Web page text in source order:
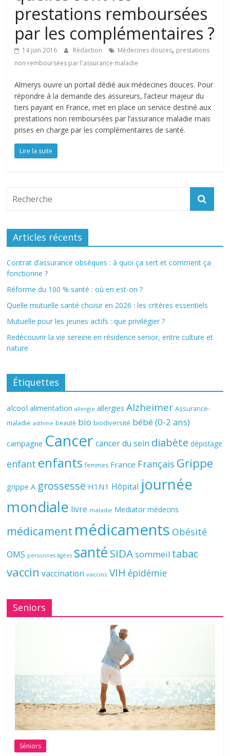
prestations remboursées
par les complémentaires ?
14 juin 2016 Rédaction Médecines douces, prestations
non remboursées par l'assurance maladie
Almerys ouvre un portail dédié aux médecines douces. Pour
répondre à la demande des assureurs, l’acteur majeur du
tiers payant en France, met en place un service destiné aux
prestations non remboursées par l’assurance maladie mais
prises en charge par les complémentaires de santé.
Lire la suite
Articles récents
Contrat d’assurance obsèques : à quoi ça sert et comment ça
fonctionne ?
Réforme du 100 % santé : où en est-on ?
Quelle mutuelle santé choisir en 2026 : les critères essentiels
Mutuelle pour les jeunes actifs : que privilégier ?
Redécouvrir la vie sereine en résidence senior, entre culture et
nature
Étiquettes
alcool alimentation allergie allergies Alzheimer Assurance-
maladie asthme beauté bio biodiversité bébé (0-2 ans)
campagne Cancer cancer du sein diabète dépistage
enfant enfants femmes France Français Grippe
grippe A grossesse H1N1 Hôpital journée
mondiale livre maladie Mediator médecins
médicament médicaments Obésité
OMS personnes âgées santé SIDAsommeil tabac
vaccin vaccination vaccins VIH épidémie
Seniors
Séniors